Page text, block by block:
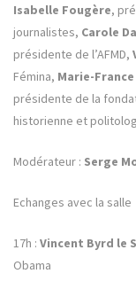
Isabelle Fougère,
journalistes, Carole
présidente de l’AFMD,
Fémina, Marie-
présidente de la
historienne et
Modérateur : Serge
Echanges avec la salle
17h : Vincent Byrd le
Obama